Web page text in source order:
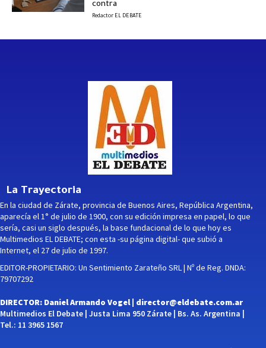
contra
Redactor EL DEBATE
La Trayectoria
En la ciudad de Zárate, provincia de Buenos Aires, República Argentina,
aparecía el 1° de julio de 1900, con su edición impresa en papel, lo que
sería, casi un siglo después, la base fundacional de lo que hoy es
Multimedios EL DEBATE; con esta -su página digital- que subió a
Internet, el 27 de julio de 1997.
EDITOR-PROPIETARIO: Un Sentimiento Zarateño SRL | Nº de Reg. DNDA:
79707292
DIRECTOR: Daniel Armando Vogel | director@eldebate.com.ar
Multimedios El Debate | Justa Lima 950 Zárate | Bs. As. Argentina |
Tel.: 11 3965 1567